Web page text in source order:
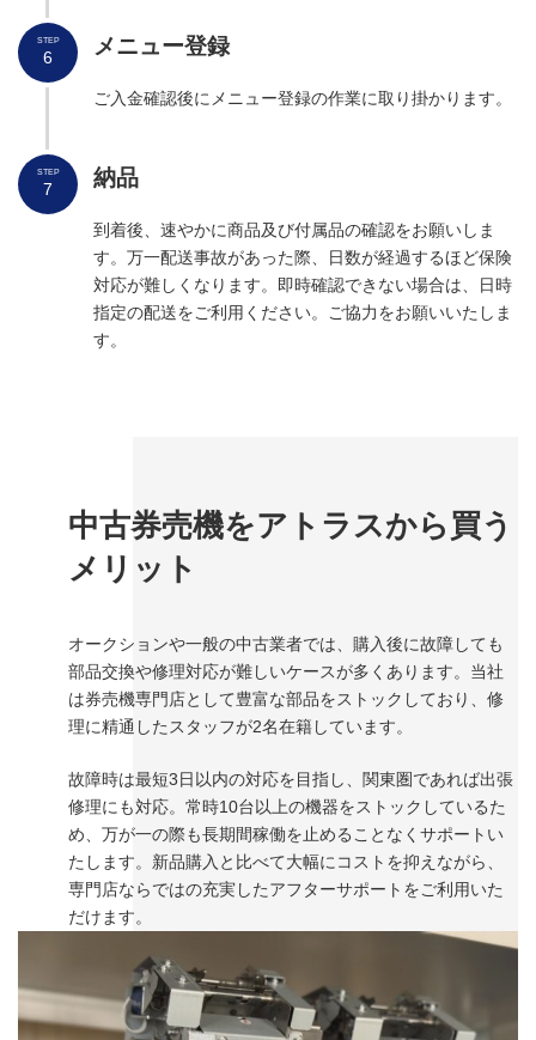
メニュー登録
ご入金確認後にメニュー登録の作業に取り掛かります。
STEP
6
納品
到着後、速やかに商品及び付属品の確認をお願いしま
す。万一配送事故があった際、日数が経過するほど保険
対応が難しくなります。即時確認できない場合は、日時
指定の配送をご利用ください。ご協力をお願いいたしま
す。
STEP
7
中古券売機をアトラスから買う
メリット
オークションや一般の中古業者では、購入後に故障しても
部品交換や修理対応が難しいケースが多くあります。当社
は券売機専門店として豊富な部品をストックしており、修
理に精通したスタッフが2名在籍しています。
故障時は最短3日以内の対応を目指し、関東圏であれば出張
修理にも対応。常時10台以上の機器をストックしているた
め、万が一の際も長期間稼働を止めることなくサポートい
たします。新品購入と比べて大幅にコストを抑えながら、
専門店ならではの充実したアフターサポートをご利用いた
だけます。